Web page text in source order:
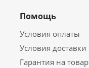
Помощь
Условия оплаты
Условия доставки
Гарантия на товар